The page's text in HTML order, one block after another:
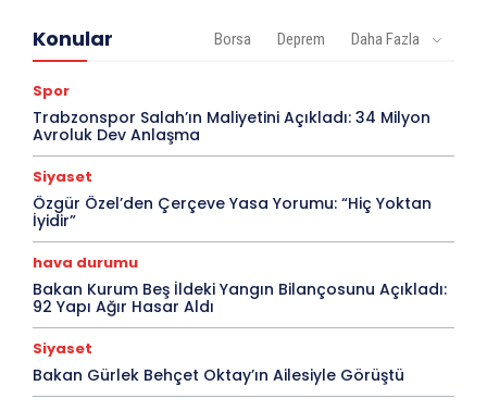
Konular Borsa Deprem Daha Fazla
Spor
Trabzonspor Salah’ın Maliyetini Açıkladı: 34 Milyon
Avroluk Dev Anlaşma
Siyaset
Özgür Özel’den Çerçeve Yasa Yorumu: “Hiç Yoktan
İyidir”
hava durumu
Bakan Kurum Beş İldeki Yangın Bilançosunu Açıkladı:
92 Yapı Ağır Hasar Aldı
Siyaset
Bakan Gürlek Behçet Oktay’ın Ailesiyle Görüştü